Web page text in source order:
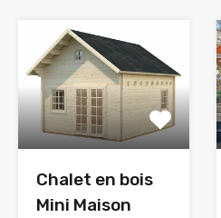
Chalet en bois
Mini Maison